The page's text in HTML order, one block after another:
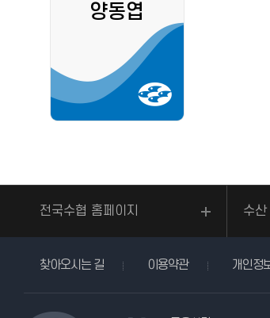
양동엽
전국수협 홈페이지 수
찾아오시는 길 이용약관 개인정